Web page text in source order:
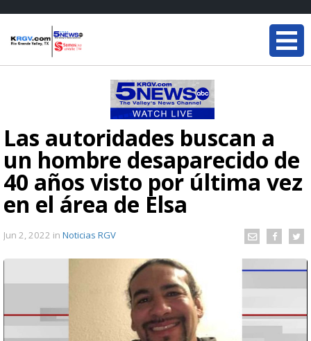
Las autoridades buscan a
un hombre desaparecido de
40 años visto por última vez
en el área de Elsa
Jun 2, 2022 in Noticias RGV